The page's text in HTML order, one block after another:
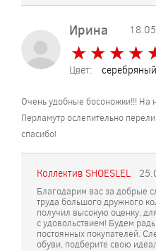
Ирина
★ ★ ★ ★
★ ★ ★ ★
Цвет: серебряный
Очень удобные босоножки!!! На
Перламутр ослепительно
спасибо!
Коллектив SHOESLEL
Благодарим вас за добрые
труда большого дружного
получил высокую оценку,
с удовольствием! Будем
постоянных покупателей.
обуви, подберите свою